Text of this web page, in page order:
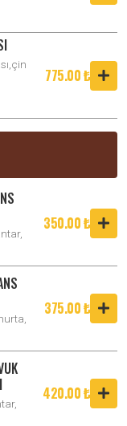
775.00 ₺
350.00 ₺
375.00 ₺
420.00 ₺